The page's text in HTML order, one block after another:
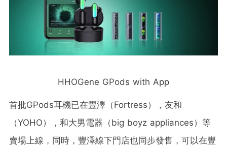
HHOGene GPods with App
首批GPods耳機已在豐澤（Fortress），友和
（YOHO），和大男電器（big boyz appliances）等
賣場上線，同時，豐澤線下門店也同步發售，可以在豐